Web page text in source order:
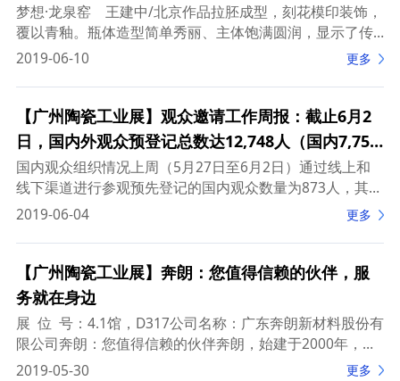
梦想·龙泉窑 王建中/北京作品拉胚成型，刻花模印装饰，
覆以青釉。瓶体造型简单秀丽、主体饱满圆润，显示了传
统形式和现代设计的融合。四个蝉形钮，借鉴中国传统文
2019-06-10 更多
【广州陶瓷工业展】观众邀请工作周报：截止6月2
日，国内外观众预登记总数达12,748人（国内7,756
人，海外4,992人）
国内观众组织情况上周（5月27日至6月2日）通过线上和
线下渠道进行参观预先登记的国内观众数量为873人，其中
有45.9%来自华南地区，24.4%来自华东地区，15.1%来自
2019-06-04 更多
【广州陶瓷工业展】奔朗：您值得信赖的伙伴，服
务就在身边
展 位 号：4.1馆，D317公司名称：广东奔朗新材料股份有
限公司奔朗：您值得信赖的伙伴奔朗，始建于2000年，经
过十多年的发展，现已成长为我国超硬材料制品行业的佼
2019-05-30 更多